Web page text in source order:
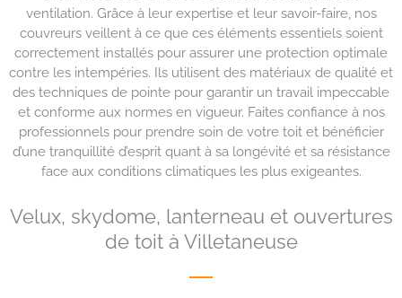
ventilation. Grâce à leur expertise et leur savoir-faire, nos
couvreurs veillent à ce que ces éléments essentiels soient
correctement installés pour assurer une protection optimale
contre les intempéries. Ils utilisent des matériaux de qualité et
des techniques de pointe pour garantir un travail impeccable
et conforme aux normes en vigueur. Faites confiance à nos
professionnels pour prendre soin de votre toit et bénéficier
d’une tranquillité d’esprit quant à sa longévité et sa résistance
face aux conditions climatiques les plus exigeantes.
Velux, skydome, lanterneau et ouvertures
de toit à Villetaneuse